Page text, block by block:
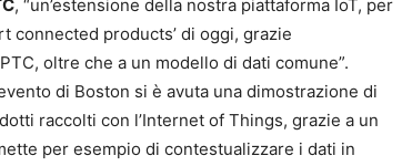
, “un’estensione della nostra piattaforma IoT, per
connected products’ di oggi, grazie
oltre che a un modello di dati comune”.
di Boston si è avuta una dimostrazione di
raccolti con l’Internet of Things, grazie a un
per esempio di contestualizzare i dati in